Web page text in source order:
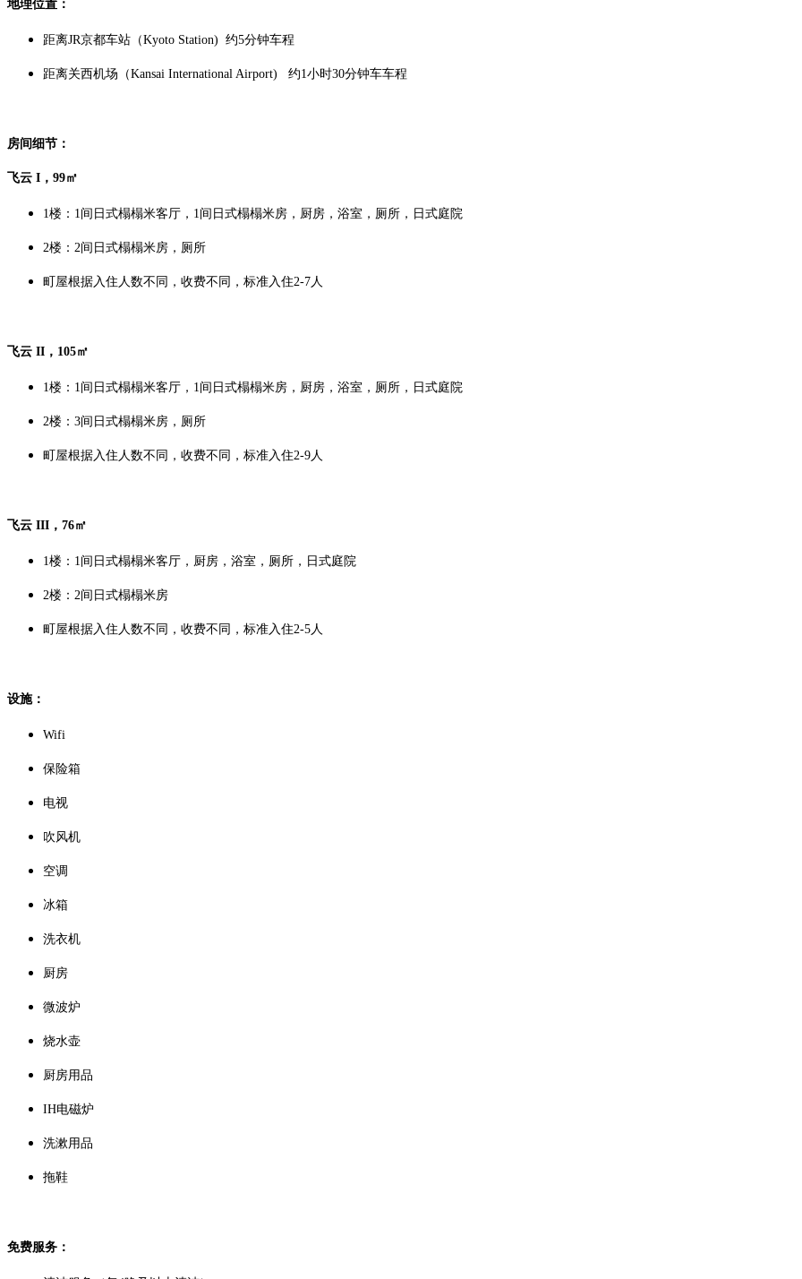
地理位置：
距离JR京都车站（Kyoto Station) 约5分钟车程
距离关西机场（Kansai International Airport) 约1小时30分钟车车程
房间细节：
飞云 I，99㎡
1楼：1间日式榻榻米客厅， 1间日式榻榻米房， 厨房，浴室，厕所，日式庭院
2楼：2间日式榻榻米房，厕所
町屋根据入住人数不同，收费不同，标准入住2-7人
飞云 II ，105㎡
1楼：1间日式榻榻米客厅，1间日式榻榻米房，厨房，浴室，厕所，日式庭院
2楼：3间日式榻榻米房，厕所
町屋根据入住人数不同，收费不同，标准入住2-9人
飞云 III，76㎡
1楼：1间日式榻榻米客厅，厨房，浴室，厕所，日式庭院
2楼：2间日式榻榻米房
町屋根据入住人数不同，收费不同，标准入住2-5人
设施：
Wifi
保险箱
电视
吹风机
空调
冰箱
洗衣机
厨房
微波炉
烧水壶
厨房用品
IH电磁炉
洗漱用品
拖鞋
免费服务：